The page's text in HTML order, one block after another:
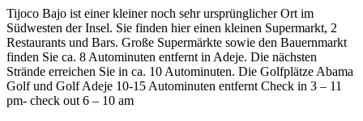
Tijoco Bajo ist einer kleiner noch sehr ursprünglicher Ort im
Südwesten der Insel. Sie finden hier einen kleinen Supermarkt, 2
Restaurants und Bars. Große Supermärkte sowie den Bauernmarkt
finden Sie ca. 8 Autominuten entfernt in Adeje. Die nächsten
Strände erreichen Sie in ca. 10 Autominuten. Die Golfplätze Abama
Golf und Golf Adeje 10-15 Autominuten entfernt Check in 3 – 11
pm- check out 6 – 10 am